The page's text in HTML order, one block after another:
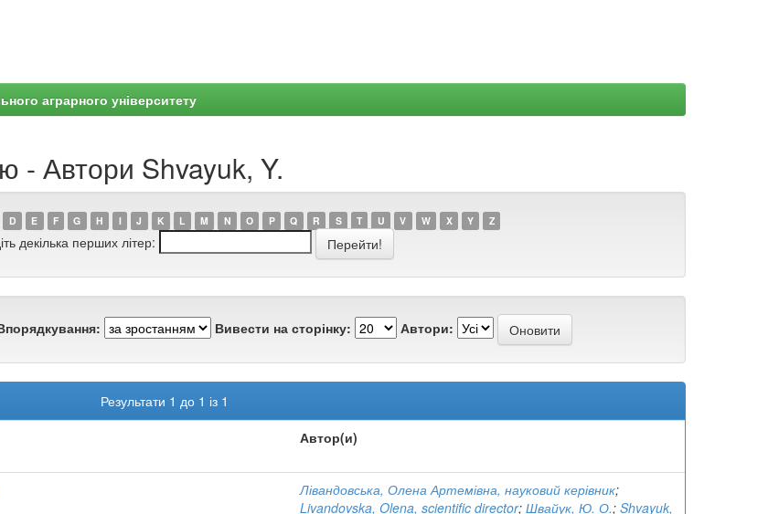
аграрного університету
- Автори Shvayuk, Y.
D E F G H I J K L M N O P Q R S T U V W X Y Z
декілька перших літер:
Вивести на сторінку: Автори:
Результати 1 до 1 із 1
Автор(и)
Лівандовська, Олена Артемівна, науковий керівник;
Livandovska, Olena, scientific director; Швайук, Ю. О.; Shvayuk,